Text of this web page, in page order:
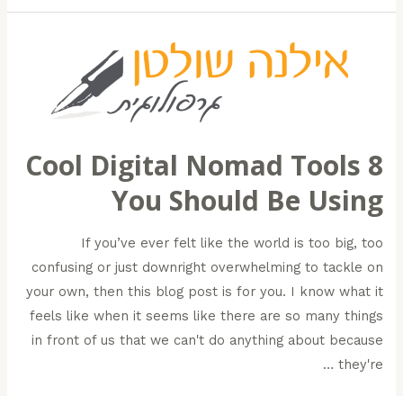
8 Cool Digital Nomad Tools
You Should Be Using
If you’ve ever felt like the world is too big, too
confusing or just downright overwhelming to tackle on
your own, then this blog post is for you. I know what it
feels like when it seems like there are so many things
in front of us that we can't do anything about because
they're …